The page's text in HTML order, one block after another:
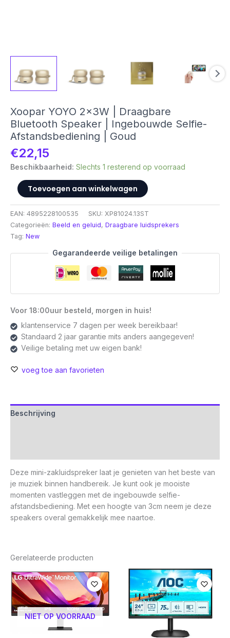
Xoopar YOYO 2x3W | Draagbare
Bluetooth Speaker | Ingebouwde Selfie-
Afstandsbediening | Goud
€22,15
Beschikbaarheid: Slechts 1 resterend op voorraad
Xoopar
YOYO
2x3W
|
Draagbare
Bluetooth
Speaker
|
Goud
aantal
Toevoegen aan winkelwagen
EAN: 4895228100535 SKU: XP81024.13ST
Categorieën: Beeld en geluid, Draagbare luidsprekers
Tag: New
Gegarandeerde veilige betalingen
Voor 18:00uur besteld, morgen in huis!
klantenservice 7 dagen per week bereikbaar!
Standaard 2 jaar garantie mits anders aangegeven!
Veilige betaling met uw eigen bank!
voeg toe aan favorieten
Beschrijving
Deze mini-zakluidspreker laat je genieten van het beste van
je muziek binnen handbereik. Je kunt ook je mooiste
momenten vastleggen met de ingebouwde selfie-
afstandsbediening. Met een hoogte van 3cm neem je deze
speakers overal gemakkelijk mee naartoe.
Gerelateerde producten
NIET OP VOORRAAD